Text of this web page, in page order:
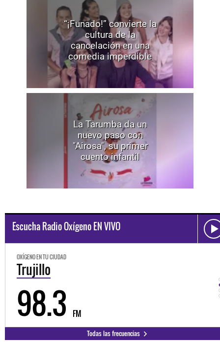
“¡Funado!” convierte la
cultura de la
cancelación en una
comedia imperdible
La Tarumba da un
nuevo paso con
"Airosa", su primer
cuento infantil
Escucha Radio Oxígeno EN VIVO
OXÍGENO EN TU CIUDAD
Trujillo
98.3 FM
Todas las frecuencias